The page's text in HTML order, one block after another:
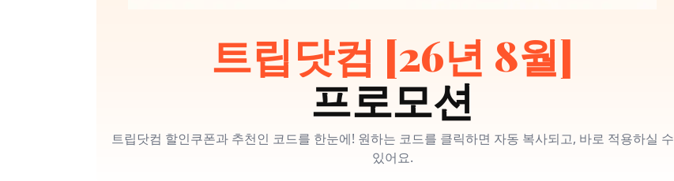
트립닷컴 [26년 8월]
프로모션
트립닷컴 할인쿠폰과 추천인 코드를 한눈에! 원하는 코드를 클릭하면 자동 복사되고, 바로 적용하실 수
있어요.